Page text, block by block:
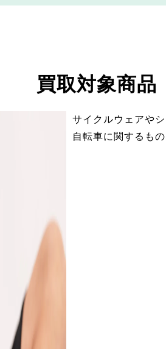
買取対象商品
サイクルウェアや
自転車に関するも